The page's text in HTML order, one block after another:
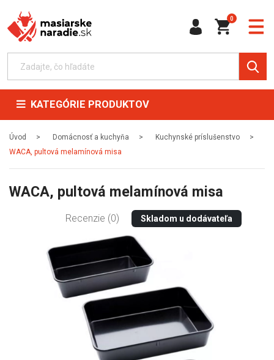
0
KATEGÓRIE PRODUKTOV
Úvod Domácnosť a kuchyňa
Kuchynské príslušenstvo
WACA, pultová melamínová misa
WACA, pultová melamínová misa
Recenzie (0) Skladom u dodávateľa